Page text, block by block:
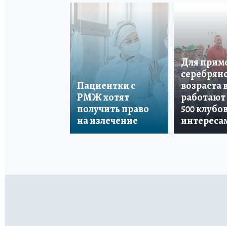
Пациентки с
РМЖ хотят
получить право
на излечение
Для
возраста
работают
500